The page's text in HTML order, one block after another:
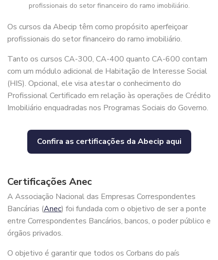
profissionais do setor financeiro do ramo imobiliário.
Os cursos da Abecip têm como propósito aperfeiçoar
profissionais do setor financeiro do ramo imobiliário.
Tanto os cursos CA-300, CA-400 quanto CA-600 contam
com um módulo adicional de Habitação de Interesse Social
(HIS). Opcional, ele visa atestar o conhecimento do
Profissional Certificado em relação às operações de Crédito
Imobiliário enquadradas nos Programas Sociais do Governo.
Confira as certificações da Abecip aqui
Certificações Anec
A Associação Nacional das Empresas Correspondentes
Bancárias (Anec) foi fundada com o objetivo de ser a ponte
entre Correspondentes Bancários, bancos, o poder público e
órgãos privados.
O objetivo é garantir que todos os Corbans do país